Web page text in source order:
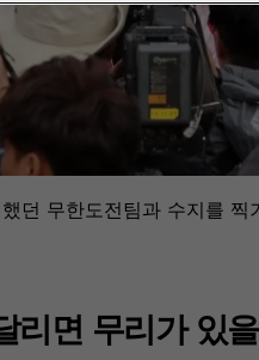
던 무한도전팀과 수지를 찍
리면 무리가 있